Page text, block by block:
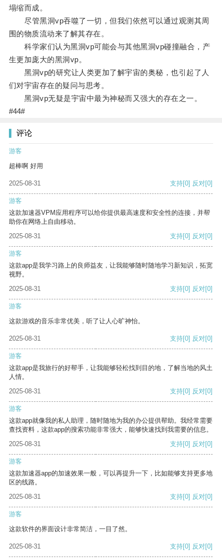
塌缩而成。
尽管黑洞vp吞噬了一切，但我们依然可以通过观测其周
围的物质流动来了解其存在。
科学家们认为黑洞vp可能会与其他黑洞vp碰撞融合，产
生更加庞大的黑洞vp。
黑洞vp的研究让人类更加了解宇宙的奥秘，也引起了人
们对宇宙存在的疑问与思考。
黑洞vp无疑是宇宙中最为神秘而又强大的存在之一。
#44#
评论
游客
超棒啊 好用
2025-08-31 支持[0] 反对[0]
游客
这款加速器VPM应用程序可以给你提供最高速度和安全性的连接，并帮
助你在网络上自由移动。
2025-08-31
支持[0] 反对[0]
游客
这款app是我学习路上的良师益友，让我能够随时随地学习新知识，拓宽
视野。
2025-08-31
支持[0] 反对[0]
游客
这款游戏的音乐非常优美，听了让人心旷神怡。
2025-08-31 支持[0] 反对[0]
游客
这款app是我旅行的好帮手，让我能够轻松找到目的地，了解当地的风土
人情。
2025-08-31
支持[0] 反对[0]
游客
这款app就像我的私人助理，随时随地为我的办公提供帮助。我经常需要
查找资料，这款app的搜索功能非常强大，能够快速找到我需要的信息。
2025-08-31
支持[0] 反对[0]
游客
这款加速器app的加速效果一般，可以再提升一下，比如能够支持更多地
区的线路。
2025-08-31
支持[0] 反对[0]
游客
这款软件的界面设计非常简洁，一目了然。
2025-08-31 支持[0] 反对[0]